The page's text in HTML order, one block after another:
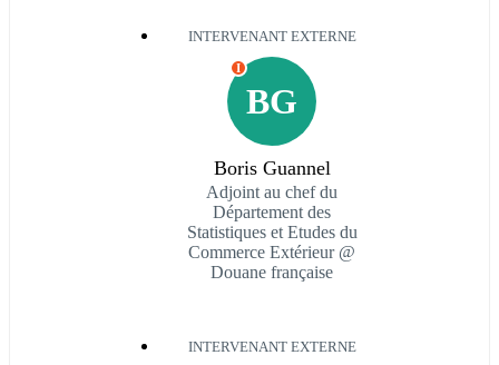
INTERVENANT EXTERNE
BG
I
Boris Guannel
Adjoint au chef du
Département des
Statistiques et Etudes du
Commerce Extérieur @
Douane française
INTERVENANT EXTERNE